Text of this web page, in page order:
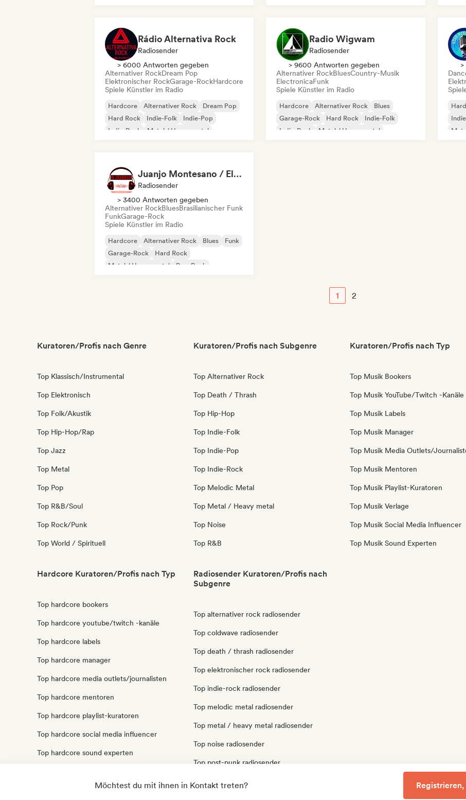
Rádio Alternativa Rock
Radiosender
> 6000 Antworten gegeben
Alternativer RockDream Pop
Elektronischer RockGarage-RockHardcore
Spiele Künstler im Radio
Hardcore Alternativer Rock
Dream Pop
Hard Rock
Indie-Folk
Indie-Pop
Indie-Rock
Metal / Heavy metal
Radio Wigwam
Radiosender
> 9600 Antworten gegeben
Alternativer RockBluesCountry-Musik
ElectronicaFunk
Spiele Künstler im Radio
Hardcore Alternativer Rock
Blues
Garage-Rock
Hard Rock
Indie-Folk
Indie-Rock
Metal / Heavy metal
Juanjo Montesano / El Reverendo
Radiosender
> 3400 Antworten gegeben
Alternativer RockBluesBrasilianischer Funk
FunkGarage-Rock
Spiele Künstler im Radio
Hardcore Alternativer Rock Blues
Funk
Garage-Rock
Hard Rock
Metal / Heavy metal
Pop-Rock
1 2
Kuratoren/Profis nach Genre
Top Klassisch/Instrumental
Top Elektronisch
Top Folk/Akustik
Top Hip-Hop/Rap
Top Jazz
Top Metal
Top Pop
Top R&B/Soul
Top Rock/Punk
Top World / Spirituell
Kuratoren/Profis nach Subgenre
Top Alternativer Rock
Top Death / Thrash
Top Hip-Hop
Top Indie-Folk
Top Indie-Pop
Top Indie-Rock
Top Melodic Metal
Top Metal / Heavy metal
Top Noise
Top R&B
Kuratoren/Profis nach Typ
Top Musik Bookers
Top Musik YouTube/Twitch -Kanäle
Top Musik Labels
Top Musik Manager
Top Musik Media Outlets/
Top Musik Mentoren
Top Musik Playlist-Kuratoren
Top Musik Verlage
Top Musik Social Media Influencer
Top Musik Sound Experten
Hardcore Kuratoren/Profis nach Typ
Top hardcore bookers
Top hardcore youtube/twitch -kanäle
Top hardcore labels
Top hardcore manager
Top hardcore media outlets/journalisten
Top hardcore mentoren
Top hardcore playlist-kuratoren
Top hardcore social media influencer
Top hardcore sound experten
Radiosender Kuratoren/Profis nach
Subgenre
Top alternativer rock radiosender
Top coldwave radiosender
Top death / thrash radiosender
Top elektronischer rock radiosender
Top indie-rock radiosender
Top melodic metal radiosender
Top metal / heavy metal radiosender
Top noise radiosender
Top post-punk radiosender
Top punk-rock radiosender
Möchtest du mit ihnen in Kontakt treten?